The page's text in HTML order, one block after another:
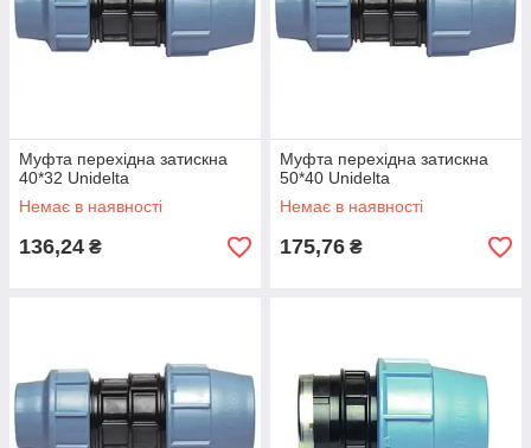
Муфта перехідна затискна
40*32 Unidelta
Немає в наявності
136,24 ₴
Муфта перехідна затискна
50*40 Unidelta
Немає в наявності
175,76 ₴